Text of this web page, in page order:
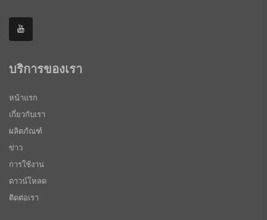
บริการของเรา
หน้าแรก
เกี่ยวกับเรา
ผลิตภัณฑ์
ข่าว
การใช้งาน
ดาวน์โหลด
ติดต่อเรา